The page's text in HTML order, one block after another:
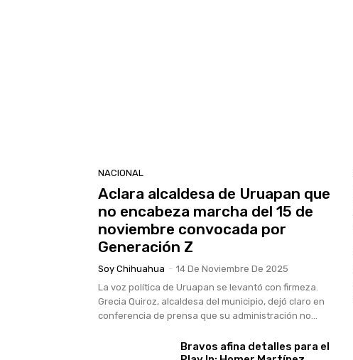
NACIONAL
Aclara alcaldesa de Uruapan que
no encabeza marcha del 15 de
noviembre convocada por
Generación Z
Soy Chihuahua - 14 De Noviembre De 2025
La voz política de Uruapan se levantó con firmeza.
Grecia Quiroz, alcaldesa del municipio, dejó claro en
conferencia de prensa que su administración no...
Bravos afina detalles para el